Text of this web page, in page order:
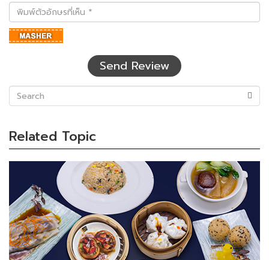
พิมพ์
ตัว
อักษร
ที่
Send Review
Related Topic